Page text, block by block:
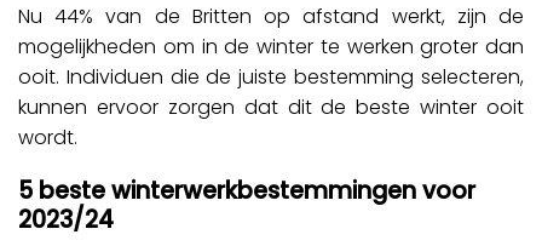
Nu 44% van de Britten op afstand werkt, zijn de
mogelijkheden om in de winter te werken groter dan
ooit. Individuen die de juiste bestemming selecteren,
kunnen ervoor zorgen dat dit de beste winter ooit
wordt.
5 beste winterwerkbestemmingen voor
2023/24